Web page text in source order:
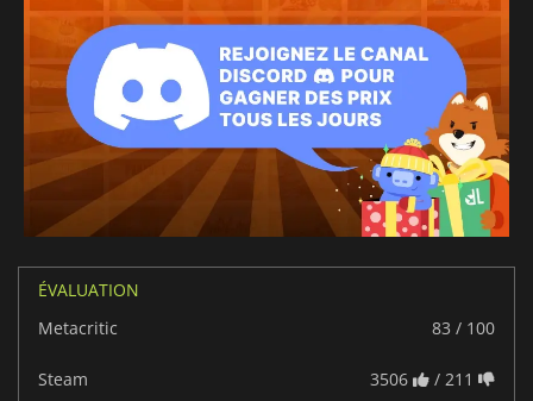
ÉVALUATION
Metacritic
83 / 100
Steam 3506 / 211